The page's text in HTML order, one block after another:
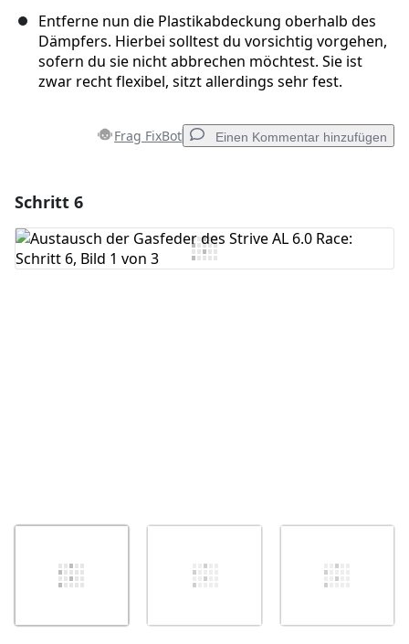
Entferne nun die Plastikabdeckung oberhalb des
Dämpfers. Hierbei solltest du vorsichtig vorgehen,
sofern du sie nicht abbrechen möchtest. Sie ist
zwar recht flexibel, sitzt allerdings sehr fest.
Frag FixBot Einen Kommentar hinzufügen
Kommentar hinzufügen
Schritt 6